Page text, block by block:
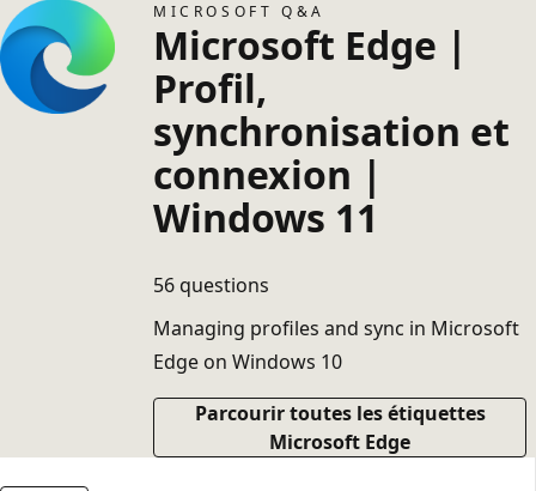
MICROSOFT Q&A
Microsoft Edge |
Profil,
synchronisation et
connexion |
Windows 11
56 questions
Managing profiles and sync in Microsoft
Edge on Windows 10
Parcourir toutes les étiquettes
Microsoft Edge